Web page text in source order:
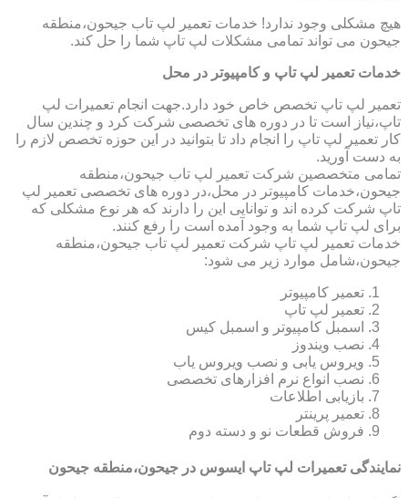
هیچ مشکلی وجود ندارد! خدمات تعمیر لپ تاب جیحون،منطقه
جیحون می تواند تمامی مشکلات لپ تاپ شما را حل کند.
خدمات تعمیر لپ تاپ و کامپیوتر در محل
تعمیر لپ تاپ تخصص خاص خود دارد.جهت انجام تعمیرات لپ
تاپ،نیاز است تا در دوره های تخصصی شرکت کرد و چندین سال
کار تعمیر لپ تاپ را انجام داد تا بتوانید در این حوزه تخصص لازم را
به دست آورید.
تمامی متخصصین شرکت تعمیر لپ تاب جیحون،منطقه
جیحون،خدمات کامپیوتر در محل،در دوره های تخصصی تعمیر لپ
تاپ شرکت کرده اند و توانایی این را دارند که هر نوع مشکلی که
برای لپ تاپ شما به وجود آمده است را رفع کنند.
خدمات تعمیر لپ تاپ شرکت تعمیر لپ تاب جیحون،منطقه
جیحون،شامل موارد زیر می شود:
تعمیر کامپیوتر
تعمیر لپ تاپ
اسمبل کامپیوتر و اسمبل کیس
نصب ویندوز
ویروس یابی و نصب ویروس یاب
نصب انواع نرم افزارهای تخصصی
بازیابی اطلاعات
تعمیر پرینتر
فروش قطعات نو و دسته دوم
نمایندگی تعمیرات لپ تاپ ایسوس در جیحون،منطقه جیحون